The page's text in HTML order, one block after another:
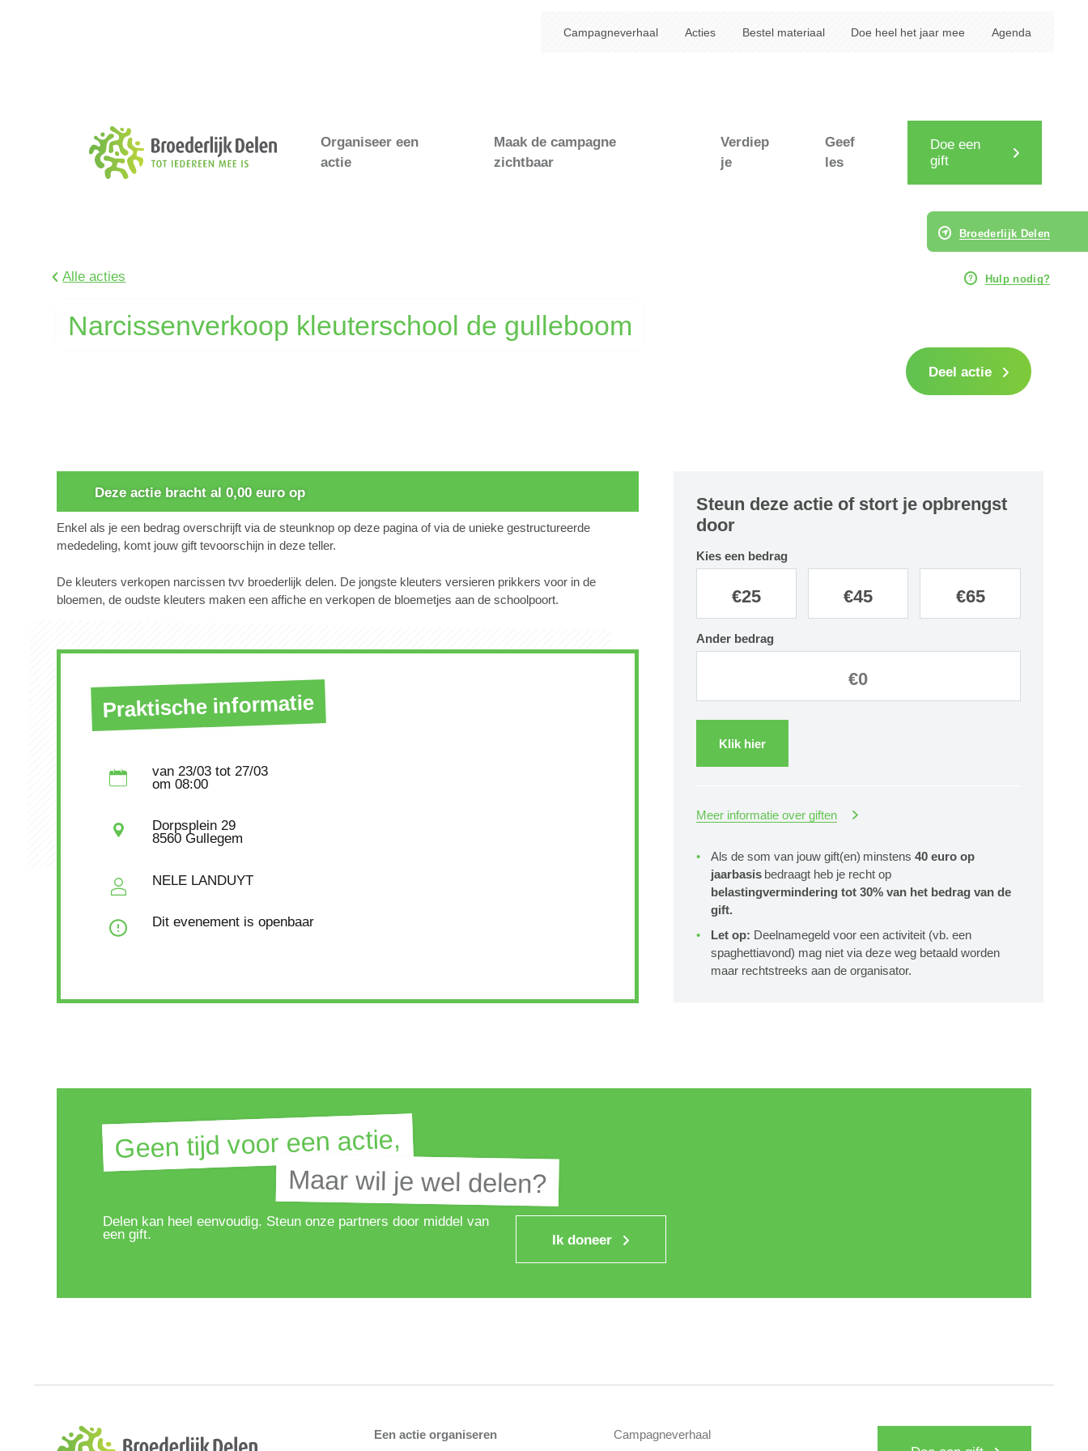
Campagneverhaal Acties Bestel materiaal Doe heel het jaar mee Agenda
Organiseer een
actie
Maak de campagne
zichtbaar
Verdiep
je
Geef
les
Doe een
gift
Alle acties
Narcissenverkoop kleuterschool de gulleboom
Broederlijk Delen
Hulp nodig?
Deel actie
Deze actie bracht al 0,00 euro op
Enkel als je een bedrag overschrijft via de steunknop op deze pagina of via de unieke gestructureerde
mededeling, komt jouw gift tevoorschijn in deze teller.
De kleuters verkopen narcissen tvv broederlijk delen. De jongste kleuters versieren prikkers voor in de
bloemen, de oudste kleuters maken een affiche en verkopen de bloemetjes aan de schoolpoort.
Praktische informatie
van 23/03tot 27/03
om 08:00
Dorpsplein 29
8560 Gullegem
NELE LANDUYT
Dit evenement is openbaar
Steun deze actie of stort je opbrengst
door
Kies een bedrag
€25 €45 €65
Ander bedrag
Klik hier
Meer informatie over giften
Als de som van jouw gift(en) minstens40 euro op
jaarbasis bedraagt heb je recht op
belastingvermindering tot 30% van het bedrag van de
gift.
Let op: Deelnamegeld voor een activiteit (vb. een
spaghettiavond) mag niet via deze weg betaald worden
maar rechtstreeks aan de organisator.
Geen tijd voor een actie,
Geen tijd voor een actie,
Maar wil je wel delen?
Maar wil je wel delen?
Delen kan heel eenvoudig. Steun onze partners door middel van
een gift.
Ik doneer
Een actie organiseren Campagneverhaal